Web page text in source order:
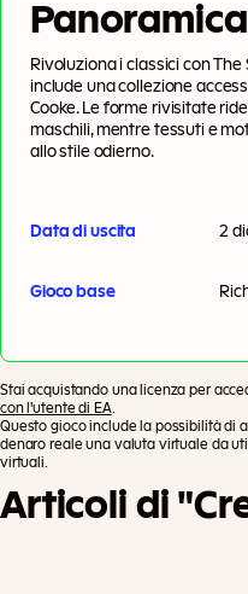
Panoramica
Rivoluziona i classici con
include una collezione
Cooke. Le forme rivisitate
maschili, mentre tessuti e
allo stile odierno.
Data di uscita 2
Gioco base
Stai acquistando una licenza per
con l'utente di EA.
Questo gioco include la possibilità di
denaro reale una valuta virtuale da
virtuali.
Articoli di